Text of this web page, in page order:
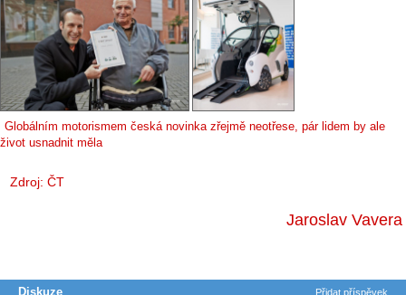
Globálním motorismem česká novinka zřejmě neotřese, pár lidem by ale
život usnadnit měla
Zdroj: ČT
Jaroslav Vavera
Diskuze Přidat příspěvek